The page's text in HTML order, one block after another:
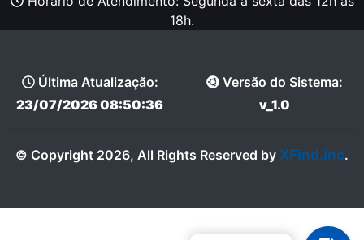
18h.
Última Atualização:
23/07/2026 08:50:36
Versão do Sistema:
v_1.0
© Copyright 2026, All Rights Reserved by XFind.inc.